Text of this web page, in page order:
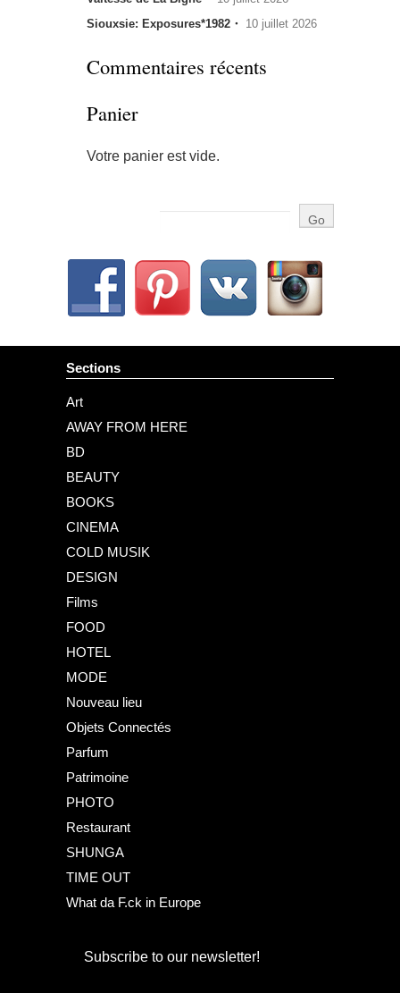
Siouxsie: Exposures*1982・ 10 juillet 2026
Commentaires récents
Panier
Votre panier est vide.
Sections
Art
AWAY FROM HERE
BD
BEAUTY
BOOKS
CINEMA
COLD MUSIK
DESIGN
Films
FOOD
HOTEL
MODE
Nouveau lieu
Objets Connectés
Parfum
Patrimoine
PHOTO
Restaurant
SHUNGA
TIME OUT
What da F.ck in Europe
Subscribe to our newsletter!